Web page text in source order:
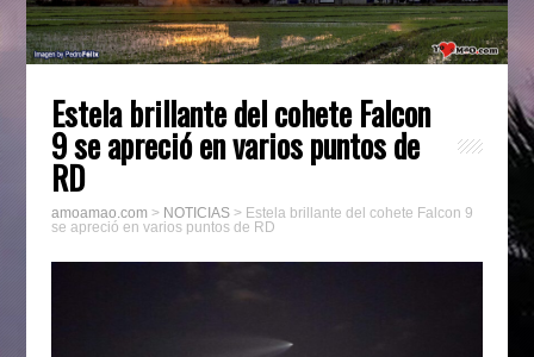
Estela brillante del cohete Falcon
9 se apreció en varios puntos de
RD
amoamao.com > NOTICIAS> Estela brillante del cohete Falcon 9
se apreció en varios puntos de RD